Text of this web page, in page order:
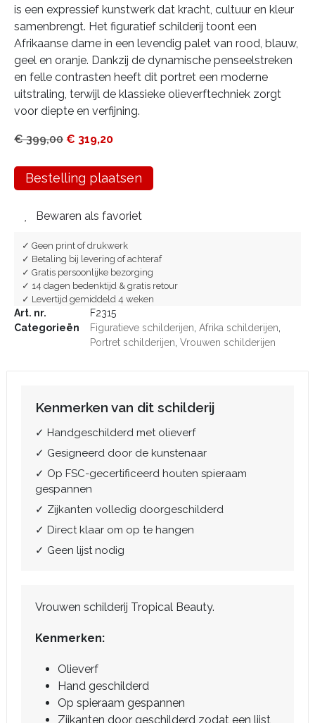
is een expressief kunstwerk dat kracht, cultuur en kleur
samenbrengt. Het figuratief schilderij toont een
Afrikaanse dame in een levendig palet van rood, blauw,
geel en oranje. Dankzij de dynamische penseelstreken
en felle contrasten heeft dit portret een moderne
uitstraling, terwijl de klassieke olieverftechniek zorgt
voor diepte en verfijning.
€399,00 € 319,20
Bestelling plaatsen
Bewaren als favoriet
✓ Geen print of drukwerk
✓ Betaling bij levering of achteraf
✓ Gratis persoonlijke bezorging
✓ 14 dagen bedenktijd & gratis retour
✓ Levertijd gemiddeld 4 weken
Art. nr.
F2315
Categorieën
Figuratieve schilderijen Afrika schilderijen
Portret schilderijen Vrouwen schilderijen
Kenmerken van dit schilderij
✓ Handgeschilderd met olieverf
✓ Gesigneerd door de kunstenaar
✓ Op FSC-gecertificeerd houten spieraam
gespannen
✓ Zijkanten volledig doorgeschilderd
✓ Direct klaar om op te hangen
✓ Geen lijst nodig
Vrouwen schilderij Tropical Beauty.
Kenmerken:
Olieverf
Hand geschilderd
Op spieraam gespannen
Zijkanten door geschilderd zodat een lijst